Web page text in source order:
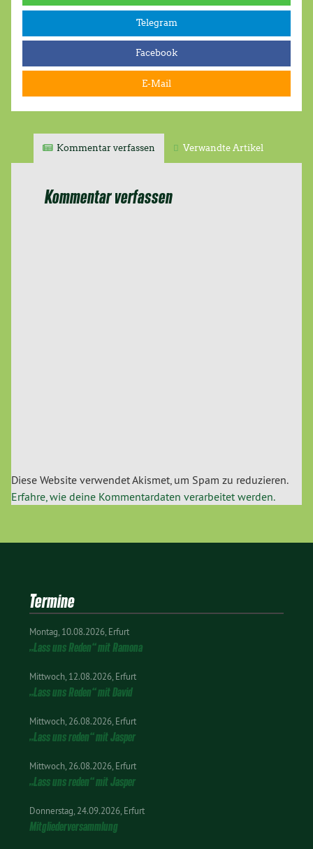
sind Teil des Bündnisses
Telegram
Facebook
E-Mail
Kommentar verfassen Verwandte Artikel
Kommentar verfassen
Diese Website verwendet Akismet, um Spam zu reduzieren.
Erfahre, wie deine Kommentardaten verarbeitet werden.
Termine
Montag 10.08.2026 Erfurt
„Lass uns Reden“ mit Ramona
Mittwoch 12.08.2026 Erfurt
„Lass uns Reden“ mit David
Mittwoch 26.08.2026 Erfurt
„Lass uns reden“ mit Jasper
Mittwoch 26.08.2026 Erfurt
„Lass uns reden“ mit Jasper
Donnerstag 24.09.2026 Erfurt
Mitgliederversammlung